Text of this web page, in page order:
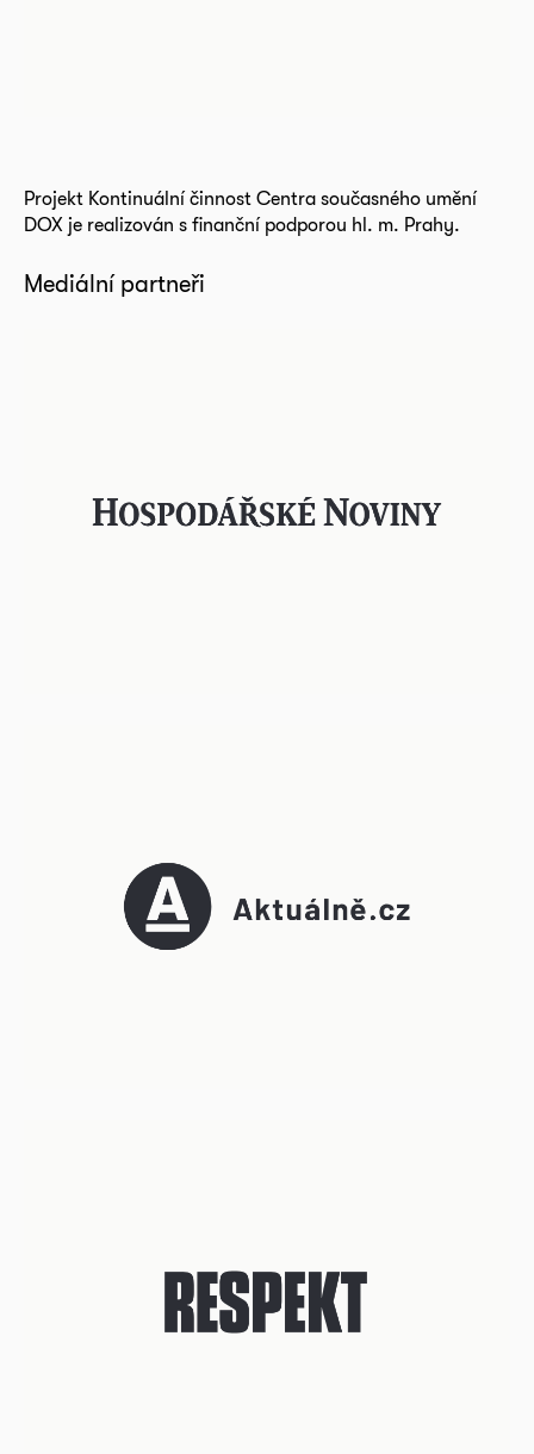
Projekt Kontinuální činnost Centra současného umění
DOX je realizován s finanční podporou hl. m. Prahy.
Mediální partneři